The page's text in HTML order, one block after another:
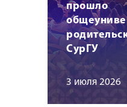
прошло
СурГУ
3 июля 2026